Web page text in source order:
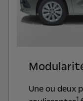
Une ou deux
1